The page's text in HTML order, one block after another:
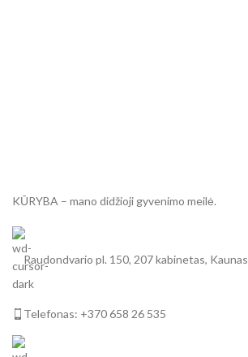
KŪRYBA – mano didžioji gyvenimo meilė.
Raudondvario pl. 150, 207 kabinetas, Kaunas
Telefonas: +370 658 26 535